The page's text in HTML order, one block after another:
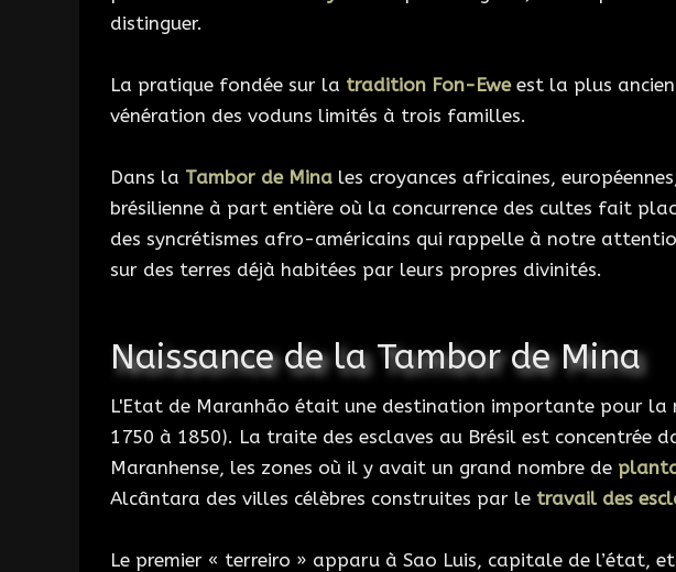
distinguer.
La pratique fondée sur la tradition Fon-Eweest la plus
vénération des voduns limités à trois familles.
Dans la Tambor de Mina les croyances africaines,
brésilienne à part entière où la concurrence des cultes fait
des syncrétismes afro-américains qui rappelle à notre
sur des terres déjà habitées par leurs propres divinités.
Naissance de la Tambor de Mina
L'Etat de Maranhão était une destination importante pour la
1750 à 1850). La traite des esclaves au Brésil est
Maranhense, les zones où il y avait un grand nombre de
Alcântara des villes célèbres construites par le travail des
Le premier « terreiro » apparu à Sao Luis, capitale de l’état,